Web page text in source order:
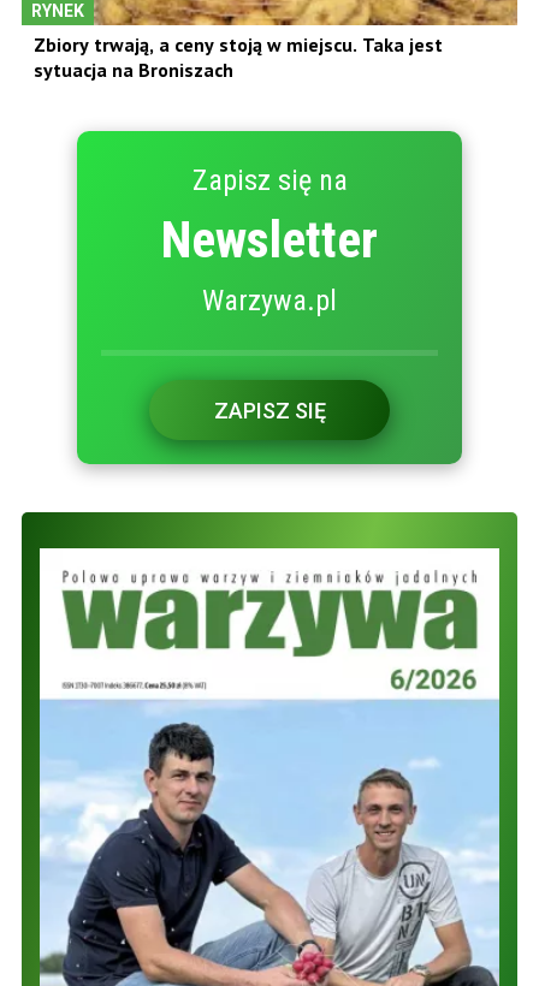
RYNEK
Zbiory trwają, a ceny stoją w miejscu. Taka jest
sytuacja na Broniszach
Zapisz się na
Newsletter
Warzywa.pl
ZAPISZ SIĘ